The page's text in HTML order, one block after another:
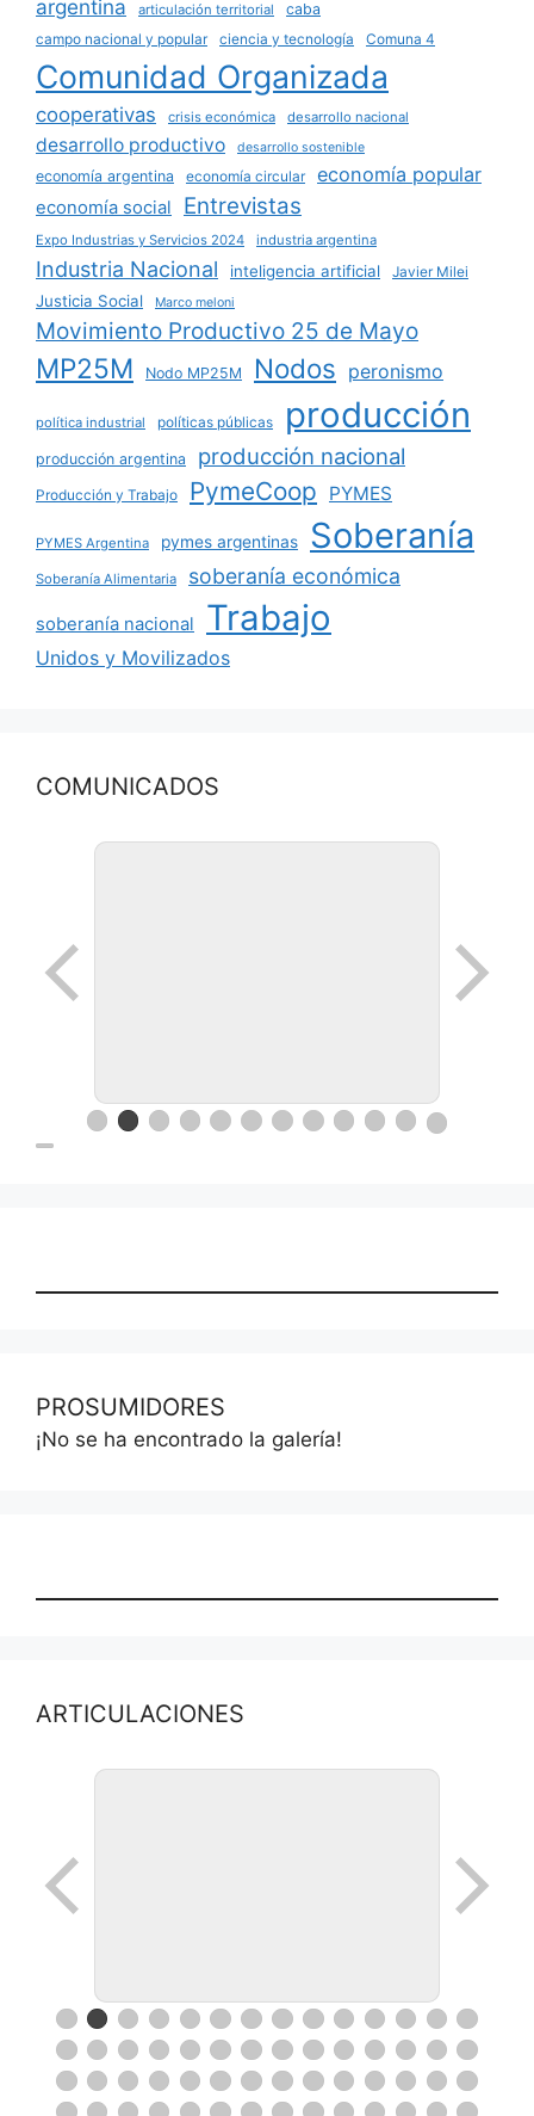
argentina articulación territorial
caba
campo nacional y popular
ciencia y tecnología Comuna 4
Comunidad Organizada
cooperativas crisis económica desarrollo nacional
desarrollo productivo desarrollo sostenible
economía argentina economía circular economía popular
economía social Entrevistas
Expo Industrias y Servicios 2024 industria argentina
Industria Nacional inteligencia artificial Javier Milei
Justicia Social Marco meloni
Movimiento Productivo 25 de Mayo
MP25M Nodo MP25M Nodos peronismo
política industrial políticas públicas producción
producción argentina producción nacional
Producción y Trabajo PymeCoop PYMES
PYMES Argentina pymes argentinas Soberanía
Soberanía Alimentaria soberanía económica
soberanía nacional Trabajo
Unidos y Movilizados
COMUNICADOS
PROSUMIDORES
¡No se ha encontrado la galería!
ARTICULACIONES